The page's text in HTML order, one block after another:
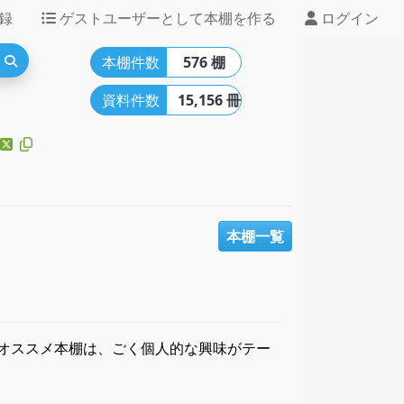
ゲストユーザーとして本棚を作る ログイン
本棚件数
576 棚
資料件数
15,156 冊
本棚一覧
ススメ本棚は、ごく個人的な興味がテー